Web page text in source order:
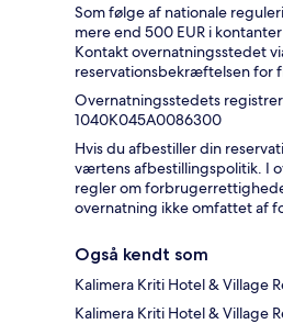
Som følge af nationale
mere end 500 EUR i
Kontakt overnatningsstedet
reservationsbekræftelsen for
Overnatningsstedets
1040K045A0086300
Hvis du afbestiller din
værtens afbestillingspolitik. I
regler om
overnatning ikke omfattet af
Også kendt som
Kalimera Kriti Hotel & Village
Kalimera Kriti Hotel & Village